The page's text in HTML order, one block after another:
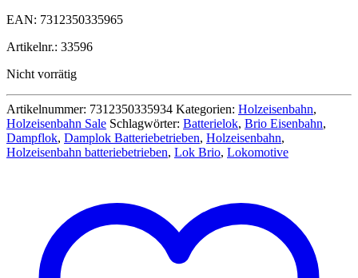
war:
EAN: 7312350335965
Artikelnr.: 33596
Nicht vorrätig
Artikelnummer: 7312350335934 Kategorien: Holzeisenbahn,
Holzeisenbahn Sale Schlagwörter: Batterielok, Brio Eisenbahn,
Dampflok, Damplok Batteriebetrieben, Holzeisenbahn,
Holzeisenbahn batteriebetrieben, Lok Brio, Lokomotive